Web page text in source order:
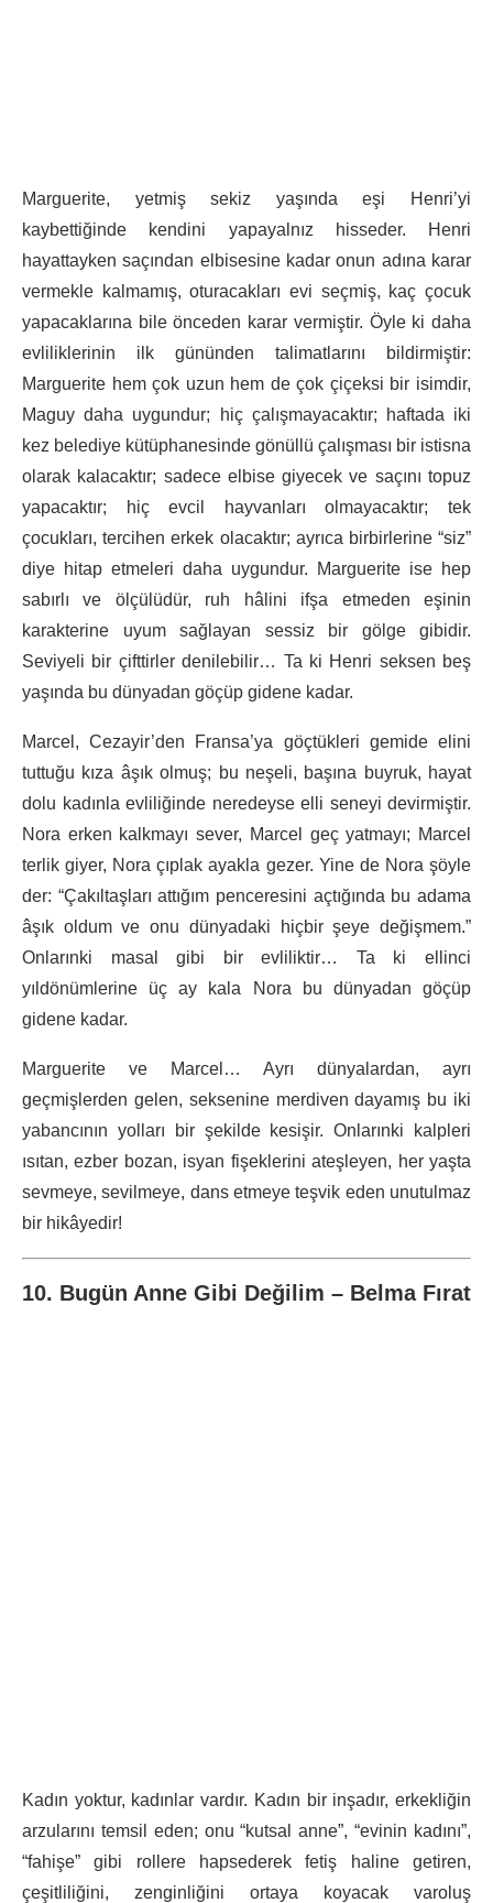
Marguerite, yetmiş sekiz yaşında eşi Henri’yi
kaybettiğinde kendini yapayalnız hisseder. Henri
hayattayken saçından elbisesine kadar onun adına karar
vermekle kalmamış, oturacakları evi seçmiş, kaç çocuk
yapacaklarına bile önceden karar vermiştir. Öyle ki daha
evliliklerinin ilk gününden talimatlarını bildirmiştir:
Marguerite hem çok uzun hem de çok çiçeksi bir isimdir,
Maguy daha uygundur; hiç çalışmayacaktır; haftada iki
kez belediye kütüphanesinde gönüllü çalışması bir istisna
olarak kalacaktır; sadece elbise giyecek ve saçını topuz
yapacaktır; hiç evcil hayvanları olmayacaktır; tek
çocukları, tercihen erkek olacaktır; ayrıca birbirlerine “siz”
diye hitap etmeleri daha uygundur. Marguerite ise hep
sabırlı ve ölçülüdür, ruh hâlini ifşa etmeden eşinin
karakterine uyum sağlayan sessiz bir gölge gibidir.
Seviyeli bir çifttirler denilebilir… Ta ki Henri seksen beş
yaşında bu dünyadan göçüp gidene kadar.
Marcel, Cezayir’den Fransa’ya göçtükleri gemide elini
tuttuğu kıza âşık olmuş; bu neşeli, başına buyruk, hayat
dolu kadınla evliliğinde neredeyse elli seneyi devirmiştir.
Nora erken kalkmayı sever, Marcel geç yatmayı; Marcel
terlik giyer, Nora çıplak ayakla gezer. Yine de Nora şöyle
der: “Çakıltaşları attığım penceresini açtığında bu adama
âşık oldum ve onu dünyadaki hiçbir şeye değişmem.”
Onlarınki masal gibi bir evliliktir… Ta ki ellinci
yıldönümlerine üç ay kala Nora bu dünyadan göçüp
gidene kadar.
Marguerite ve Marcel… Ayrı dünyalardan, ayrı
geçmişlerden gelen, seksenine merdiven dayamış bu iki
yabancının yolları bir şekilde kesişir. Onlarınki kalpleri
ısıtan, ezber bozan, isyan fişeklerini ateşleyen, her yaşta
sevmeye, sevilmeye, dans etmeye teşvik eden unutulmaz
bir hikâyedir!
10. Bugün Anne Gibi Değilim – Belma Fırat
Kadın yoktur, kadınlar vardır. Kadın bir inşadır, erkekliğin
arzularını temsil eden; onu “kutsal anne”, “evinin kadını”,
“fahişe” gibi rollere hapsederek fetiş haline getiren,
çeşitliliğini, zenginliğini ortaya koyacak varoluş